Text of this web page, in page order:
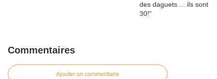
Commentaires
Ajouter un commentaire